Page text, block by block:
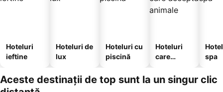
Hoteluri
ieftine
Hoteluri de
lux
Hoteluri cu
piscină
Hoteluri
care
animale
spa
Aceste destinații de top sunt la un singur clic